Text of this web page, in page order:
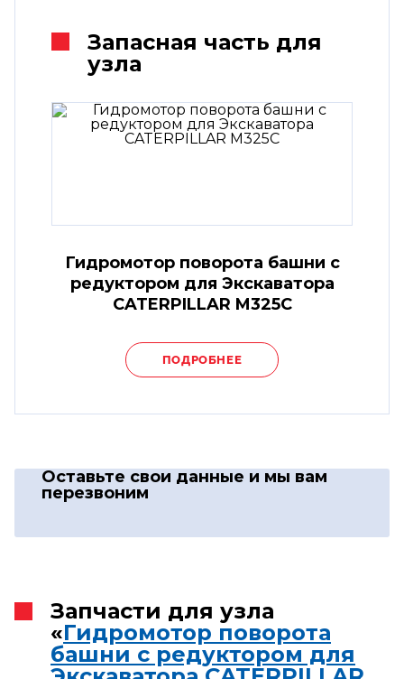
Запасная часть для
узла
Гидромотор поворота башни с
редуктором для Экскаватора
CATERPILLAR M325C
ПОДРОБНЕЕ
Оставьте свои данные и мы вам
перезвоним
Запчасти для узла
«Гидромотор поворота
башни с редуктором для